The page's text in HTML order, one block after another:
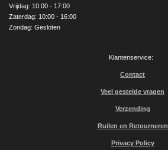
Vrijdag: 10:00 - 17:00
Zaterdag: 10:00 - 16:00
Zondag: Gesloten
Klantenservice:
Contact
Veel gestelde vragen
Verzending
Ruilen en Retourneren
Privacy Policy